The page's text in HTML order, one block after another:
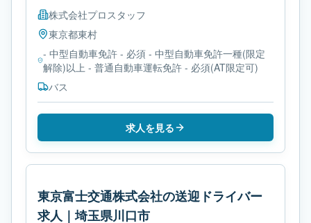
株式会社プロスタッフ
東京都東村
- 中型自動車免許 - 必須 - 中型自動車免許一種(限定
解除)以上 - 普通自動車運転免許 - 必須(AT限定可)
バス
求人を見る
東京富士交通株式会社の送迎ドライバー
求人｜埼玉県川口市